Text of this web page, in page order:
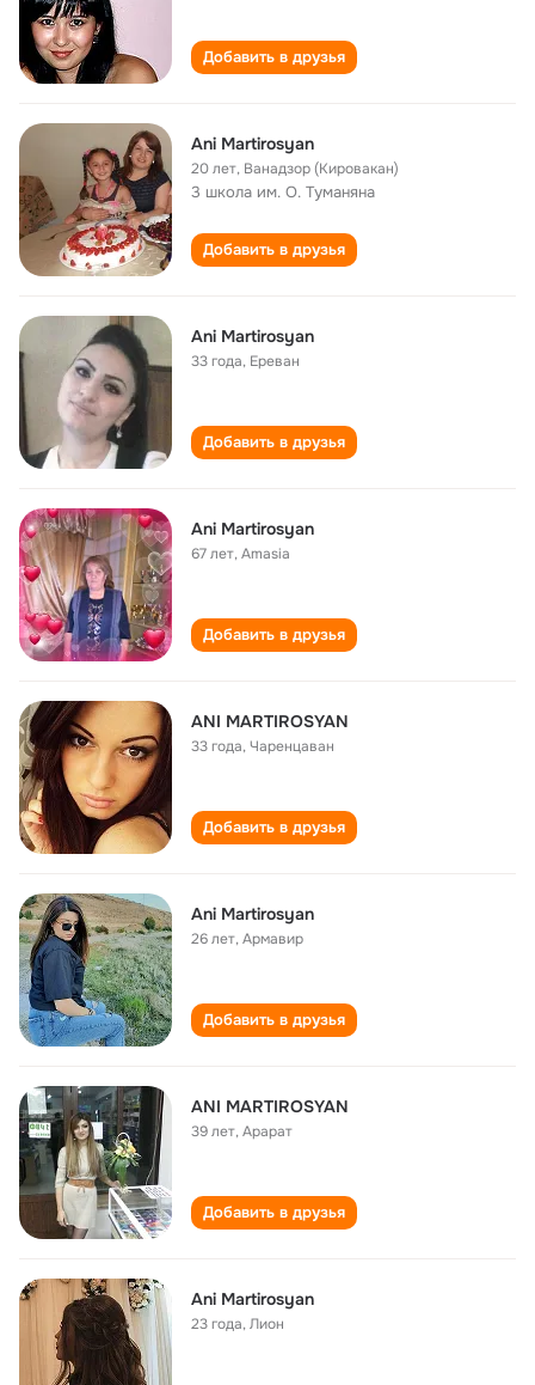
Добавить в друзья
Ani Martirosyan
20 лет, Ванадзор (Кировакан)
3 школа им. О. Туманяна
Добавить в друзья
Ani Martirosyan
33 года, Ереван
Добавить в друзья
Ani Martirosyan
67 лет,Amasia
Добавить в друзья
ANI MARTIROSYAN
33 года,Чаренцаван
Добавить в друзья
Ani Martirosyan
26 лет,Армавир
Добавить в друзья
ANI MARTIROSYAN
39 лет,Арарат
Добавить в друзья
Ani Martirosyan
23 года,Лион